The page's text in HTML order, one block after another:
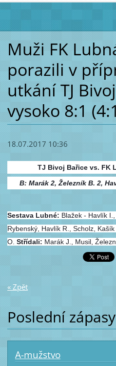
Muži FK
porazili v
utkání TJ
vysoko 8:1
18.07.2017 10:36
TJ Bivoj Bařice vs. FK
B: Marák 2, Železník B. 2,
Sestava Lubné: Blažek - Havlík
Rybenský, Havlík R., Scholz,
O. Střídali: Marák J., Musil,
« Zpět
Poslední zápasy
A-mužstvo